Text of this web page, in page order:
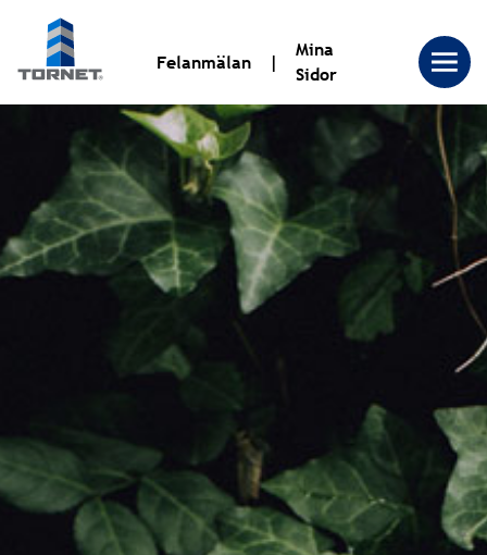
Tornet
Bostadsproduktion
AB
Tornet
Felanmälan
Mina
Sidor